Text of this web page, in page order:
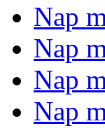
Nap
Nap
Nap
Nap